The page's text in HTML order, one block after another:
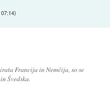
)
Francija in Nemčija, so se
in Švedska.